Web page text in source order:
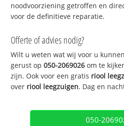
noodvoorziening getroffen en
voor de definitieve reparatie.
Offerte of advies nodig?
Wilt u weten wat wij voor u
gerust op050-2069026 om te
zijn. Ook voor een gratis riool
over riool leegzuigen. Dag en
050-